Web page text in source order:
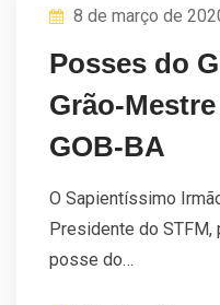
8 de março de
Posses do
Grão-
GOB-BA
O Sapientíssimo
Presidente do STFM,
posse do…